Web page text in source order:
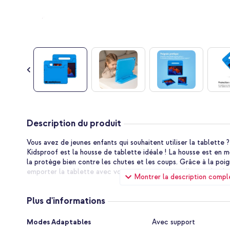
au
début
de
la
Galerie
d’images
Description du produit
Montrer la description
Vous avez de jeunes enfants qui souhaitent utiliser la tablette
Kidsproof est la housse de tablette idéale ! La housse est en
la protège bien contre les chutes et les coups. Grâce à la
emporter la tablette avec vous partout où vous allez, ou la
La mousse absorbant les chocs est légère, ce qui rend la
antidérapantes autour de l'ensemble de la housse garantissent
ainsi d'endommager votre tablette.
Plus d'informations
Plus
Modes Adaptables
Avec support